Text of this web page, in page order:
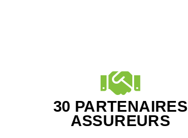
30 PARTENAIRES
ASSUREURS